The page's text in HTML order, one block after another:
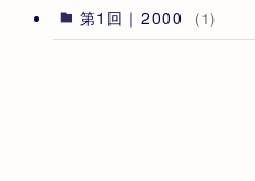
第1回｜2000 (1)